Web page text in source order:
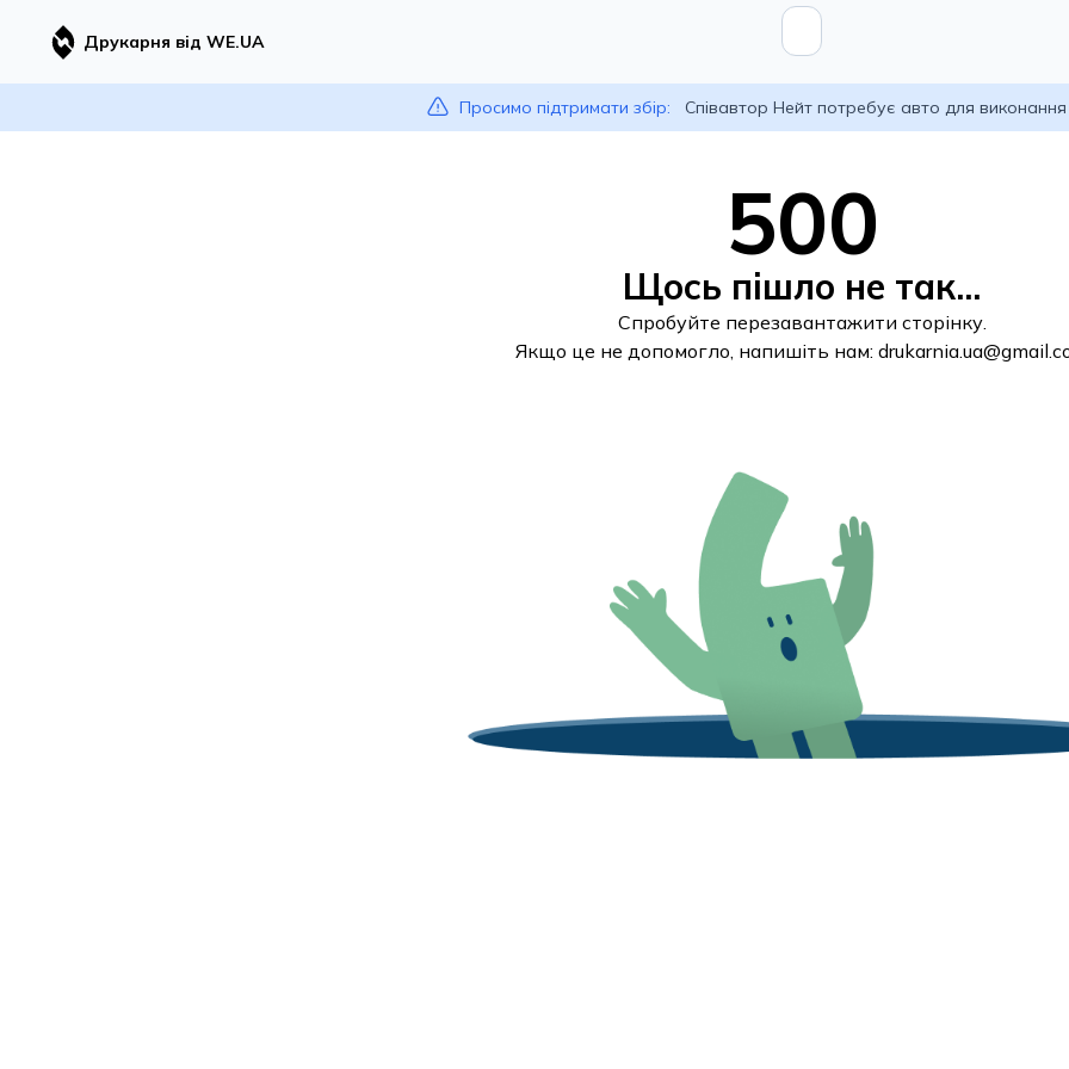
Друкарня від WE.UA
Просимо підтримати збір: Співавтор Нейт потребує авто для
500
Щось пішло не так...
Спробуйте перезавантажити сторінку.
Якщо це не допомогло, напишіть нам: